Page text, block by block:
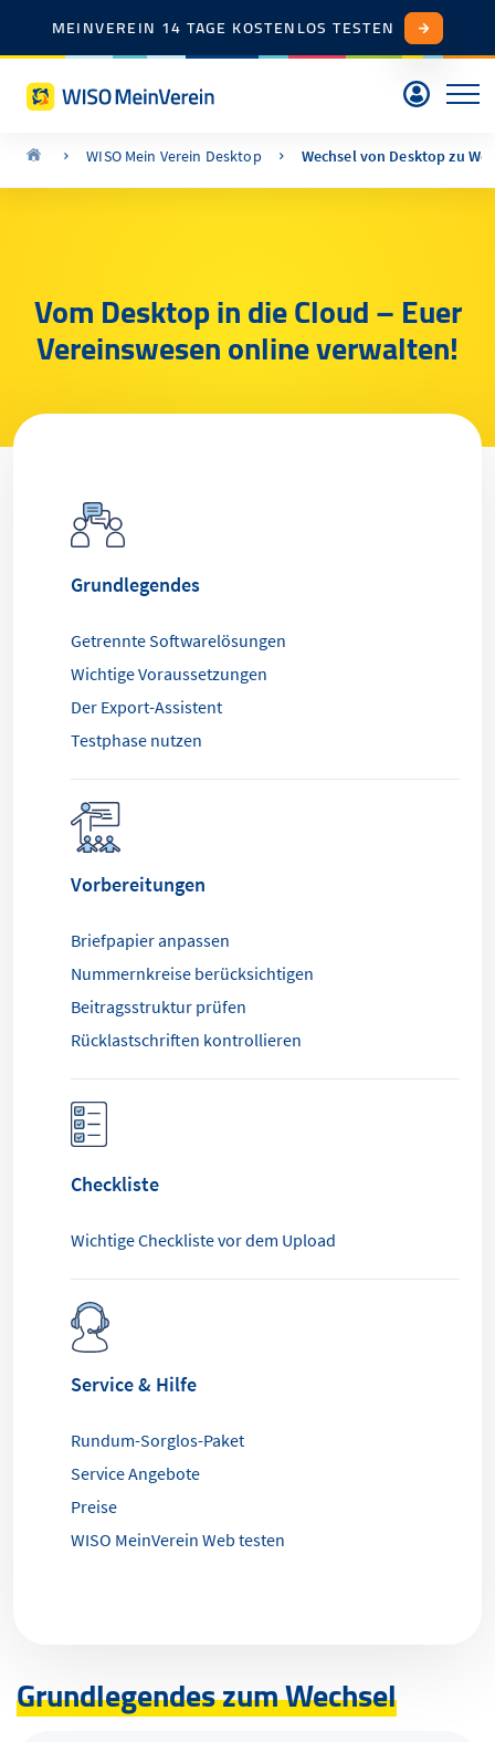
MEINVEREIN 14 TAGE KOSTENLOS TESTEN
WISO Mein Verein Desktop Wechsel von Desktop zu
Vom Desktop in die Cloud – Euer
Vereinswesen online verwalten!
Grundlegendes
Getrennte Softwarelösungen
Wichtige Voraussetzungen
Der Export-Assistent
Testphase nutzen
Vorbereitungen
Briefpapier anpassen
Nummernkreise berücksichtigen
Beitragsstruktur prüfen
Rücklastschriften kontrollieren
Checkliste
Wichtige Checkliste vor dem Upload
Service & Hilfe
Rundum-Sorglos-Paket
Service Angebote
Preise
WISO MeinVerein Web testen
Grundlegendes zum Wechsel